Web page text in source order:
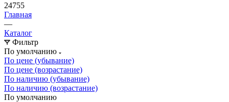
24755
Главная
—
Каталог
Фильтр
По умолчанию
По цене (убывание)
По цене (возрастание)
По наличию (убывание)
По наличию (возрастание)
По умолчанию